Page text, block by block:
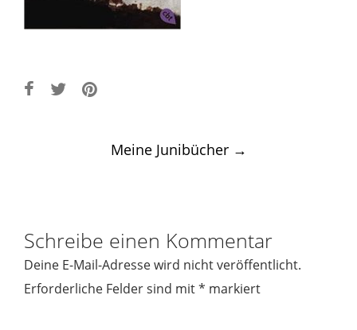
Meine Junibücher →
Schreibe einen Kommentar
Deine E-Mail-Adresse wird nicht veröffentlicht.
Erforderliche Felder sind mit* markiert